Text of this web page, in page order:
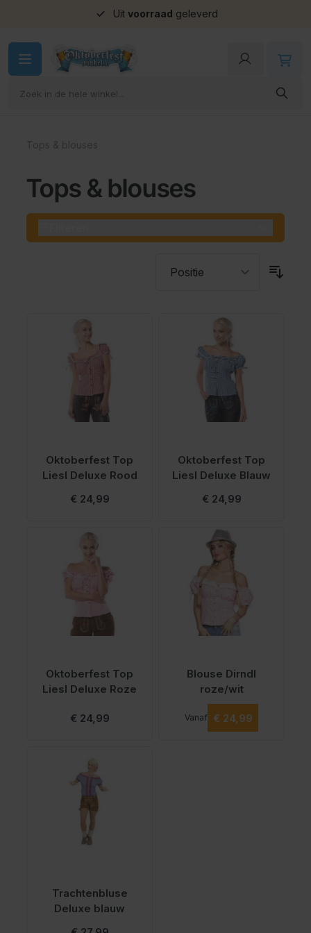
Uit voorraad geleverd
Tops & blouses
Tops & blouses
Oktoberfest Top
Liesl Deluxe Rood
Vanaf
€ 24,99
Oktoberfest Top
Liesl Deluxe Blauw
€ 24,99
Oktoberfest Top
Liesl Deluxe Roze
€ 24,99
Blouse Dirndl
roze/wit
Vanaf Vanaf
€ 24,99
Trachtenbluse
Deluxe blauw